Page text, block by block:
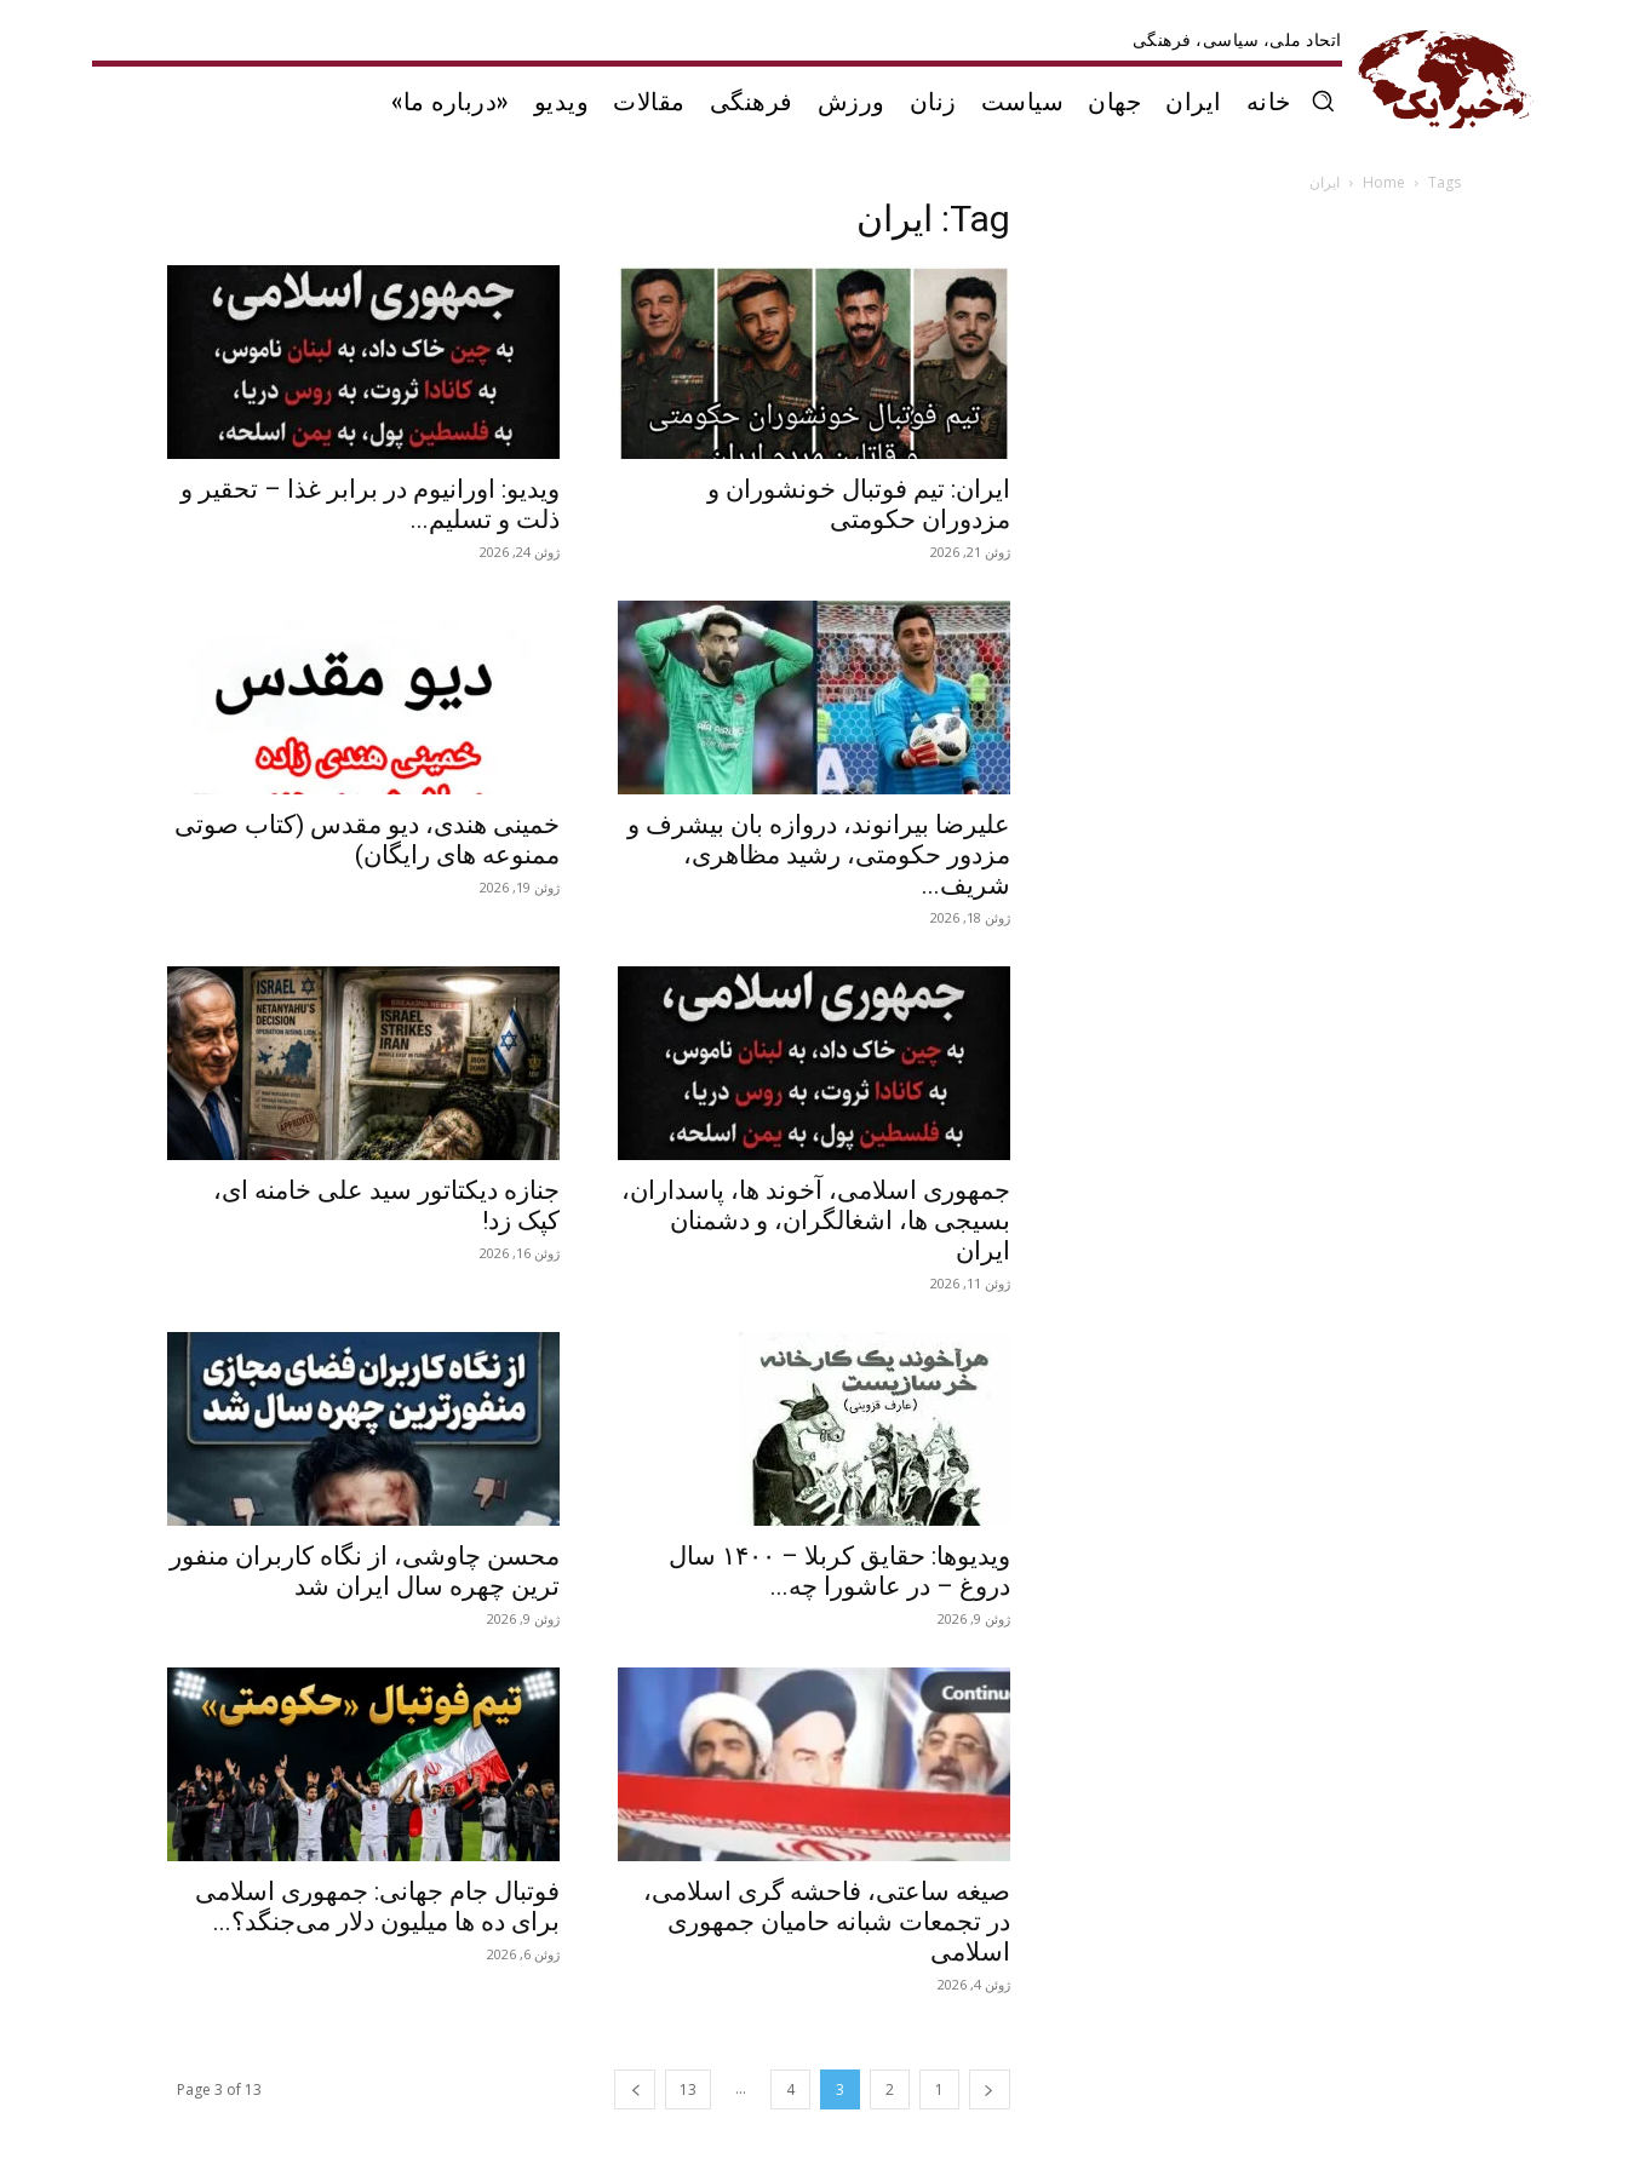
اتحاد ملی، سیاسی، فرهنگی
خانه ایران جهان سیاست زنان ورزش فرهنگی مقالات ویدیو «درباره ما»
Home Tags ایران
Tag: ایران
ویدیو: اورانیوم در برابر غذا – تحقیر و
ذلت و تسلیم...
ژوئن 24, 2026
ایران: تیم فوتبال خونشوران و
مزدوران حکومتی
ژوئن 21, 2026
خمینی هندی، دیو مقدس (کتاب صوتی
ممنوعه های رایگان)
ژوئن 19, 2026
علیرضا بیرانوند، دروازه بان بیشرف و
مزدور حکومتی، رشید مظاهری،
شریف...
ژوئن 18, 2026
جنازه دیکتاتور سید علی خامنه ای،
کپک زد!
ژوئن 16, 2026
جمهوری اسلامی، آخوند ها، پاسداران،
بسیجی ها، اشغالگران، و دشمنان
ایران
ژوئن 11, 2026
محسن چاوشی، از نگاه کاربران منفور
ترین چهره سال ایران شد
ژوئن 9, 2026
ویدیوها: حقایق کربلا – ۱۴۰۰ سال
دروغ – در عاشورا چه...
ژوئن 9, 2026
فوتبال جام جهانی: جمهوری اسلامی
برای ده ها میلیون دلار می‌جنگد؟...
ژوئن 6, 2026
صیغه ساعتی، فاحشه گری اسلامی،
در تجمعات شبانه حامیان جمهوری
اسلامی
ژوئن 4, 2026
1
2
3
4
...
13
Page 3 of 13